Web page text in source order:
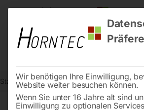
Start Werkstatttechnik Betriebsausstattung
Wir benötigen Ihre Einwilligung,
Website weiter besuchen können.
Wenn Sie unter 16 Jahre alt sind
Einwilligung zu optionalen